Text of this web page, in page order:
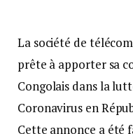
La société de
prête à apporter sa
Congolais dans la
Coronavirus en
Cette annonce a été